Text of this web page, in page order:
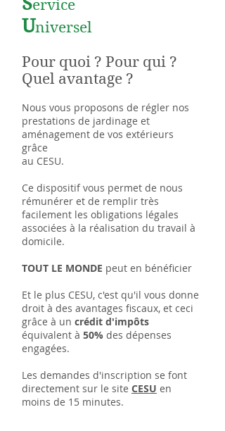
ervice
Universel
Pour quoi ? Pour qui ?
Quel avantage ?
Nous vous proposons de régler nos
prestations de jardinage et
aménagement de vos extérieurs
grâce
au CESU.
Ce dispositif vous permet de nous
rémunérer et de remplir très
facilement les obligations légales
associées à la réalisation du travail à
domicile.
TOUT LE MONDE peut en bénéficier
Et le plus CESU, c'est qu'il vous donne
droit à des avantages fiscaux, et ceci
grâce à un crédit d'impôts
équivalent à 50% des dépenses
engagées.
Les demandes d'inscription se font
directement sur le site CESU en
moins de 15 minutes.